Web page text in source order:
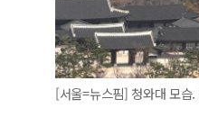
[서울=뉴스핌] 청와대 모